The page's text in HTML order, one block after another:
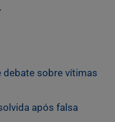
debate sobre vítimas
após falsa